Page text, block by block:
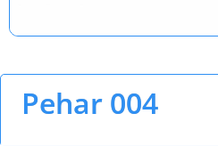
Pehar 004